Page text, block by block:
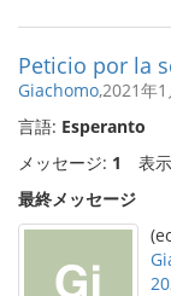
Peticio por la
Giachomo,2021年
言語: Esperanto
メッセージ: 1 表示
最終メッセージ